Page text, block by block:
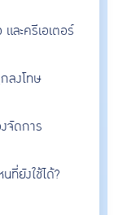
ละครีเอเตอร์
ลงโทษ
จัดการ
ที่ยังใช้ได้?